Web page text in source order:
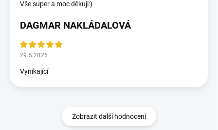
Vše super a moc děkuji:)
DAGMAR NAKLÁDALOVÁ
29.5.2026
Vynikající
Zobrazit další hodnocení